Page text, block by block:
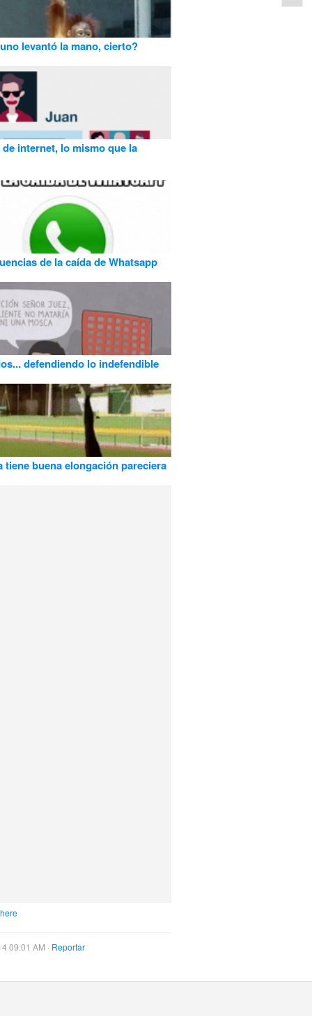
levantó la mano, cierto?
internet, lo mismo que la
de la caída de Whatsapp
defendiendo lo indefendible
tiene buena elongación pareciera
09:01 AM · Reportar